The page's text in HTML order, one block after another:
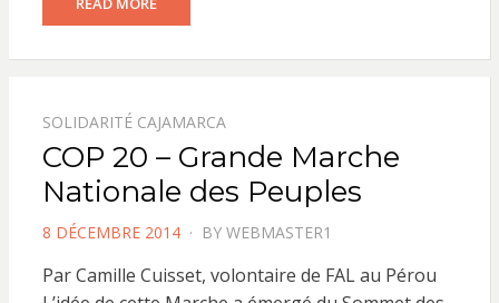
SOLIDARITÉ CAJAMARCA
COP 20 – Grande Marche
Nationale des Peuples
POSTED
8 DÉCEMBRE 2014 BY WEBMASTER1
Par Camille Cuisset, volontaire de FAL au Pérou